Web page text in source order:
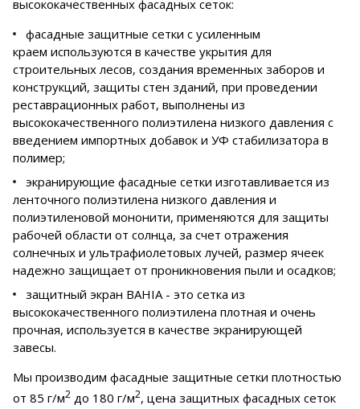
высококачественных фасадных сеток:
фасадные защитные сетки с усиленным
краем используются в качестве укрытия для
строительных лесов, создания временных заборов и
конструкций, защиты стен зданий, при проведении
реставрационных работ, выполнены из
высококачественного полиэтилена низкого давления с
введением импортных добавок и УФ стабилизатора в
полимер;
экранирующие фасадные сетки изготавливается из
ленточного полиэтилена низкого давления и
полиэтиленовой мононити, применяются для защиты
рабочей области от солнца, за счет отражения
солнечных и ультрафиолетовых лучей, размер ячеек
надежно защищает от проникновения пыли и осадков;
защитный экран BAHIA - это сетка из
высококачественного полиэтилена плотная и очень
прочная, используется в качестве экранирующей
завесы.
Мы производим фасадные защитные сетки плотностью
от 85 г/м2 до 180 г/м2, цена защитных фасадных сеток